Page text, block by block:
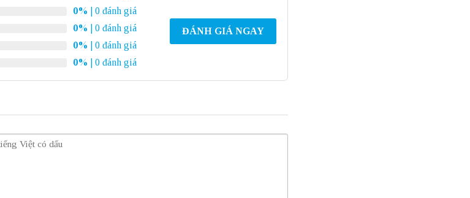
0%
| 0 đánh giá
0%
| 0 đánh giá
0%
| 0 đánh giá
0% | 0 đánh giá
ĐÁNH GIÁ NGAY